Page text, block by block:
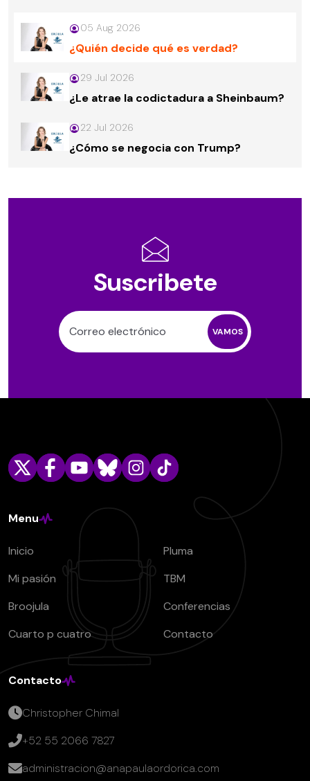
05 Aug 2026
¿Quién decide qué es verdad?
29 Jul 2026
¿Le atrae la codictadura a Sheinbaum?
22 Jul 2026
¿Cómo se negocia con Trump?
Suscribete
VAMOS
Menu
Inicio
Mi pasión
Broojula
Cuarto p cuatro
Pluma
TBM
Conferencias
Contacto
Contacto
Christopher Chimal
+52 55 2066 7827
administracion@anapaulaordorica.com